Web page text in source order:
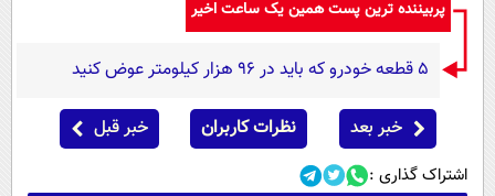
پربیننده ترین پست همین یک ساعت اخیر
۵ قطعه خودرو که باید در ۹۶ هزار کیلومتر عوض کنید
خبر بعد نظرات کاربران خبر قبل
اشتراک گذاری :